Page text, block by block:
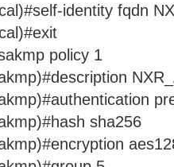
identity fqdn
policy 1
sha256